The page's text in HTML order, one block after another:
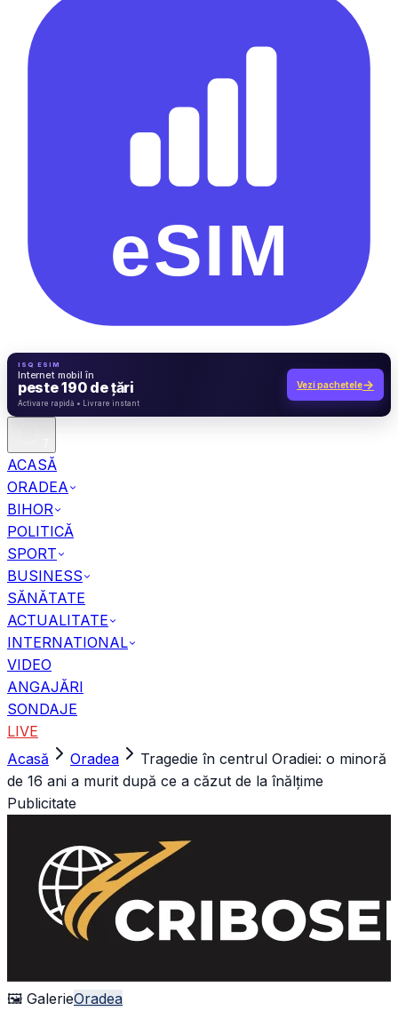
ISQ ESIM
Internet mobil în
peste 190 de țări Vezi pachetele→
ACASĂ
ORADEA
BIHOR
POLITICĂ
SPORT
BUSINESS
SĂNĂTATE
ACTUALITATE
INTERNATIONAL
VIDEO
ANGAJĂRI
SONDAJE
LIVE
Acasă
Oradea
Tragedie în centrul Oradiei: o minoră
de 16 ani a murit după ce a căzut de la înălțime
Publicitate
🖼 GalerieOradea